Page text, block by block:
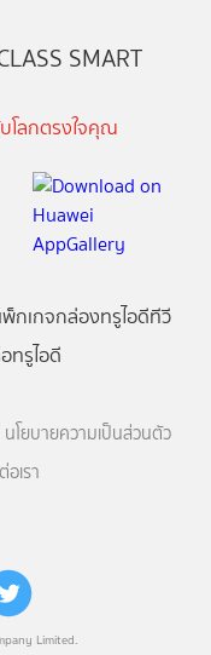
Limited.
SMART
โลกตรงใจคุณ
พ็กเกจกล่องทรูไอดีทีวี
ทรูไอดี
นโยบายความเป็นส่วนตัว
เรา